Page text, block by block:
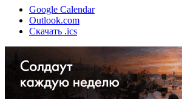
Google Calendar
Outlook.com
Скачать .ics